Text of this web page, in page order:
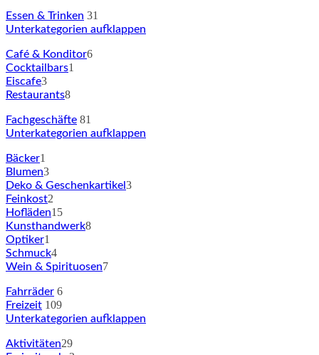
Essen & Trinken 31
Unterkategorien aufklappen
Café & Konditor6
Cocktailbars1
Eiscafe3
Restaurants8
Fachgeschäfte 81
Unterkategorien aufklappen
Bäcker1
Blumen3
Deko & Geschenkartikel 3
Feinkost2
Hofläden15
Kunsthandwerk8
Optiker1
Schmuck4
Wein & Spirituosen7
Fahrräder 6
Freizeit 109
Unterkategorien aufklappen
Aktivitäten29